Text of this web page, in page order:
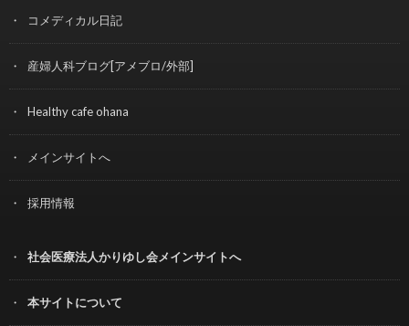
コメディカル日記
産婦人科ブログ[アメブロ/外部]
Healthy cafe ohana
メインサイトへ
採用情報
社会医療法人かりゆし会メインサイトへ
本サイトについて